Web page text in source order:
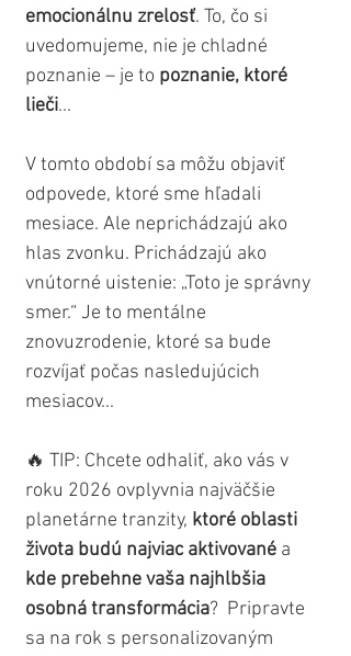
emocionálnu zrelosť. To, čo si
uvedomujeme, nie je chladné
poznanie – je to poznanie, ktoré
lieči...
V tomto období sa môžu objaviť
odpovede, ktoré sme hľadali
mesiace. Ale neprichádzajú ako
hlas zvonku. Prichádzajú ako
vnútorné uistenie: „Toto je správny
smer.“ Je to mentálne
znovuzrodenie, ktoré sa bude
rozvíjať počas nasledujúcich
mesiacov...
🔥 TIP: Chcete odhaliť, ako vás v
roku 2026 ovplyvnia najväčšie
planetárne tranzity, ktoré oblasti
života budú najviac aktivované a
kde prebehne vaša najhlbšia
osobná transformácia?  Pripravte
sa na rok s personalizovaným